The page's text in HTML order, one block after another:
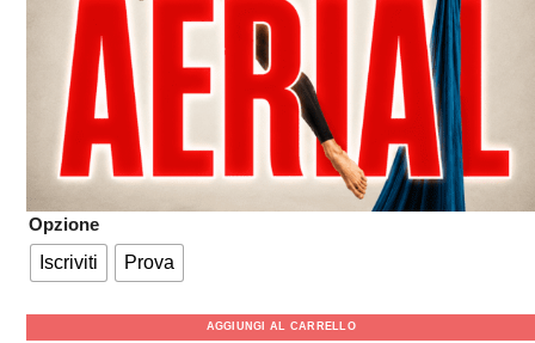
Opzione
Iscriviti
Prova
AGGIUNGI AL CARRELLO